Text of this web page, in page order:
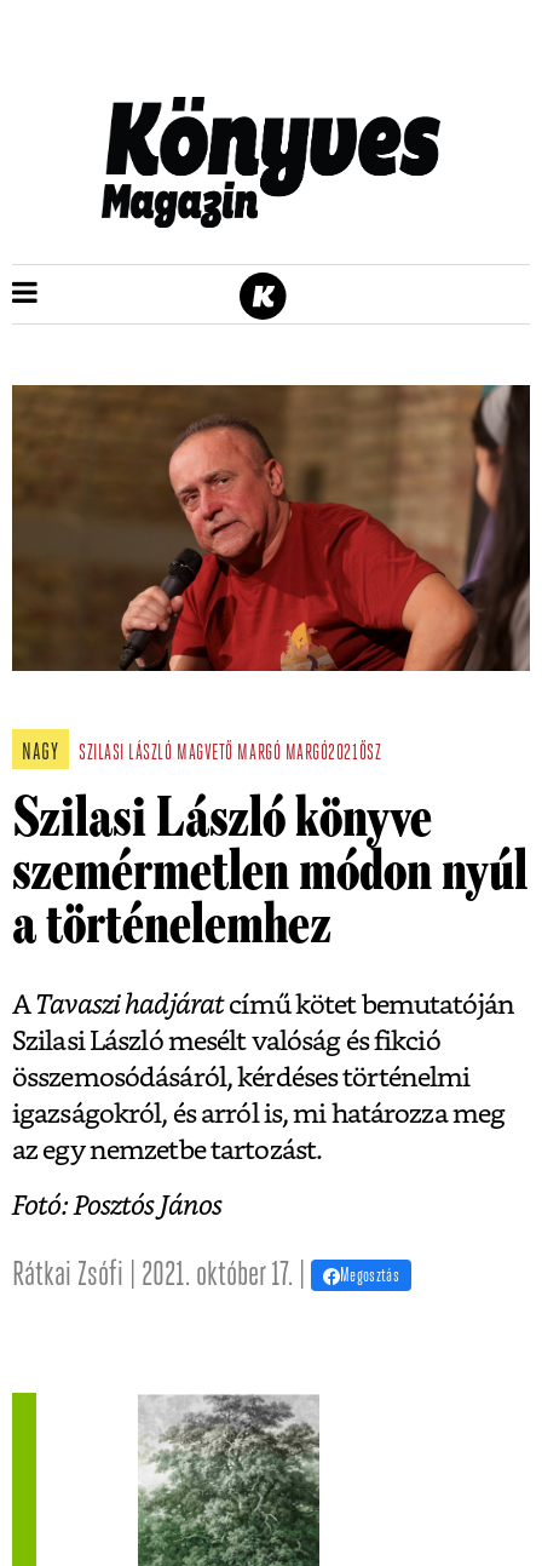
NAGY SZILASI LÁSZLÓ MAGVETŐ MARGÓ MARGÓ2021ŐSZ
Szilasi László könyve
szemérmetlen módon nyúl
a történelemhez
ATavaszi hadjáratcímű kötet bemutatóján
Szilasi László mesélt valóság és fikció
összemosódásáról, kérdéses történelmi
igazságokról, és arról is, mi határozza meg
az egy nemzetbe tartozást.
Fotó: Posztós János
Rátkai Zsófi | 2021. október 17. | Megosztás